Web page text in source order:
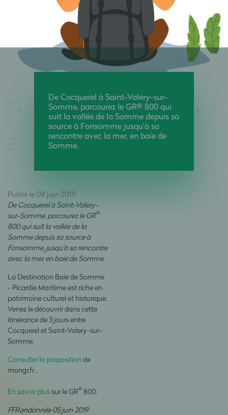
De Cocquerel à Saint-Valery-sur-
Somme, parcourez le GR® 800 qui
suit la vallée de la Somme depuis sa
source à Fonsomme jusqu'à sa
rencontre avec la mer, en baie de
Somme.
Publié le 09 juin 2019
De Cocquerel à Saint-Valery-
sur-Somme, parcourez le GR®
800 qui suit la vallée de la
Somme depuis sa source à
Fonsomme, jusqu'à sa rencontre
avec la mer, en baie de Somme.
La Destination Baie de Somme
- Picardie Maritime est riche en
patrimoine culturel et historique.
Venez le découvrir dans cette
itinérance de 3 jours entre
Cocquerel et Saint-Valery-sur-
Somme.
Consulter la proposition de
mongr.fr .
En savoir plus sur le GR® 800.
FFRandonnée 05 juin 2019